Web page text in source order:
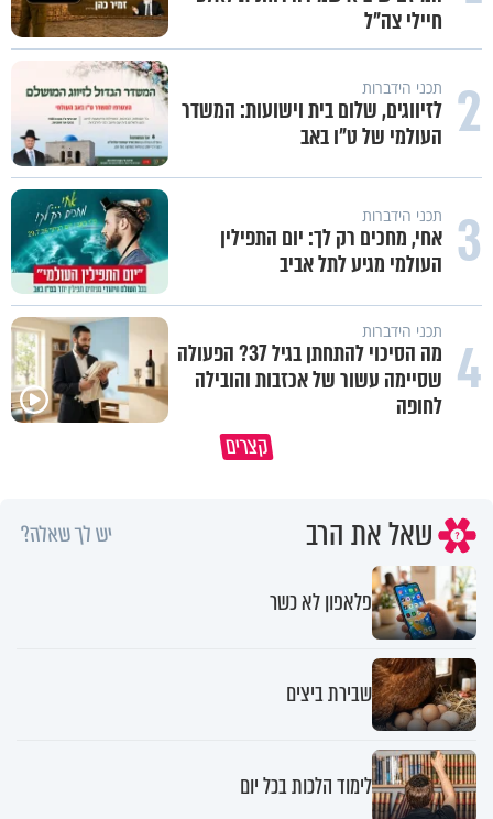
חיילי צה"ל
2 תכני הידברות
לזיווגים, שלום בית וישועות: המשדר
העולמי של ט"ו באב
3 תכני הידברות
אחי, מחכים רק לך: יום התפילין
העולמי מגיע לתל אביב
4 תכני הידברות
מה הסיכוי להתחתן בגיל 37? הפעולה
שסיימה עשור של אכזבות והובילה
לחופה
קצרים
כל אחד מאיתנו הוא עולם ומלואו
למה אנחנו לא רואים את
שאל את הרב יש לך שאלה?
פלאפון לא כשר
שבירת ביצים
לימוד הלכות בכל יום